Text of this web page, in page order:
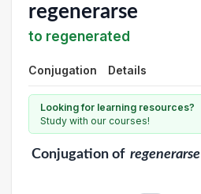
regenerarse
to regenerated
Conjugation Details
Looking for learning resources?
Study with our courses!
Conjugationof regenerarse